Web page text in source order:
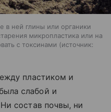
в ней глины или органики
микропластика или на
с токсинами
источник:
пластиком и
слабой и
состав почвы, ни